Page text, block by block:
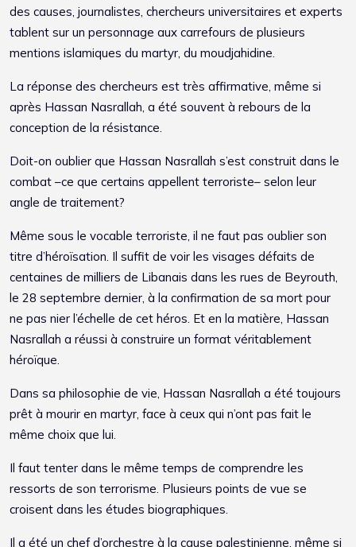
des causes, journalistes, chercheurs universitaires et experts
tablent sur un personnage aux carrefours de plusieurs
mentions islamiques du martyr, du moudjahidine.
La réponse des chercheurs est très affirmative, même si
après Hassan Nasrallah, a été souvent à rebours de la
conception de la résistance.
Doit-on oublier que Hassan Nasrallah s’est construit dans le
combat –ce que certains appellent terroriste– selon leur
angle de traitement?
Même sous le vocable terroriste, il ne faut pas oublier son
titre d’héroïsation. Il suffit de voir les visages défaits de
centaines de milliers de Libanais dans les rues de Beyrouth,
le 28 septembre dernier, à la confirmation de sa mort pour
ne pas nier l’échelle de cet héros. Et en la matière, Hassan
Nasrallah a réussi à construire un format véritablement
héroïque.
Dans sa philosophie de vie, Hassan Nasrallah a été toujours
prêt à mourir en martyr, face à ceux qui n’ont pas fait le
même choix que lui.
Il faut tenter dans le même temps de comprendre les
ressorts de son terrorisme. Plusieurs points de vue se
croisent dans les études biographiques.
Il a été un chef d’orchestre à la cause palestinienne, même si